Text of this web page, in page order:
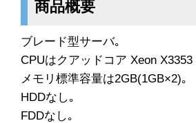
商品概要
ブレード型サーバ｡
CPUはクアッドコア Xeon X3353
メモリ標準容量は2GB(1GB×2)｡
HDDなし｡
FDDなし｡